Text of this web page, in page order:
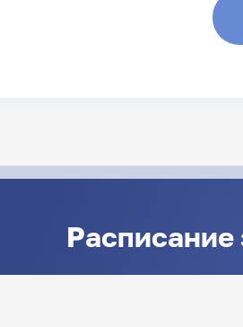
Расписание